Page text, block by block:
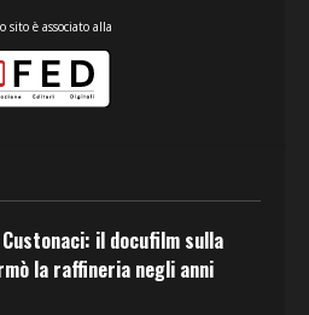
sito è associato alla
il docufilm sulla
la raffineria negli anni